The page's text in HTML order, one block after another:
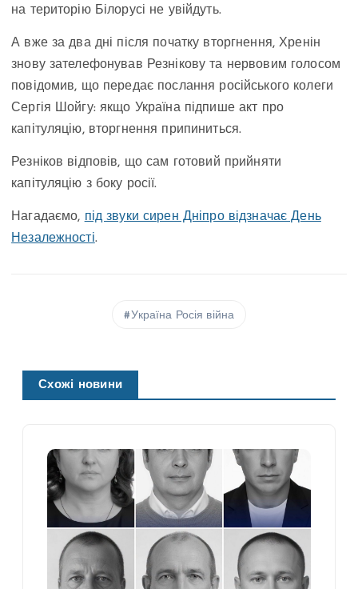
на територію Білорусі не увійдуть.
А вже за два дні після початку вторгнення, Хренін
знову зателефонував Резнікову та нервовим голосом
повідомив, що передає послання російського колеги
Сергія Шойгу: якщо Україна підпише акт про
капітуляцію, вторгнення припиниться.
Резніков відповів, що сам готовий прийняти
капітуляцію з боку росії.
Нагадаємо, під звуки сирен Дніпро відзначає День
Незалежності.
Україна Росія війна
Схожі новини